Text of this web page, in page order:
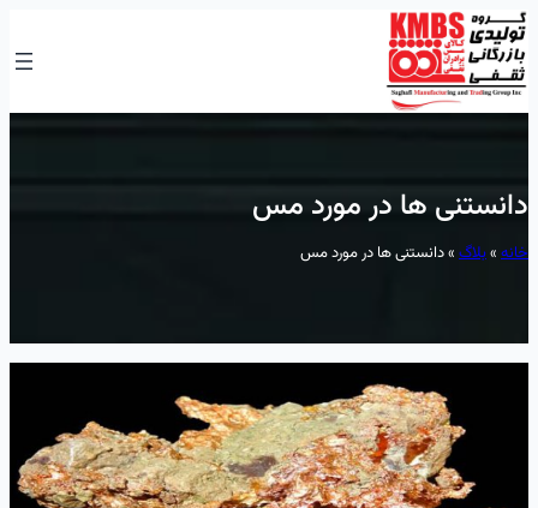
رفتن
به
محتوا
دانستنی ها در مورد مس
خانه »بلاگ »دانستنی ها در مورد مس